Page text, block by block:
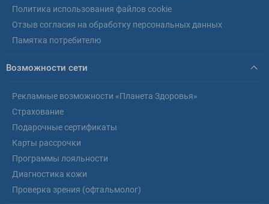
Политика использования файлов cookie
Отзыв согласия на обработку персональных данных
Памятка потребителю
Возможности сети
Рекламные возможности «Планета Здоровья»
Страхование
Подарочные сертификаты
Карты рассрочки
Программы лояльности
Диагностика кожи
Проверка зрения (офтальмолог)